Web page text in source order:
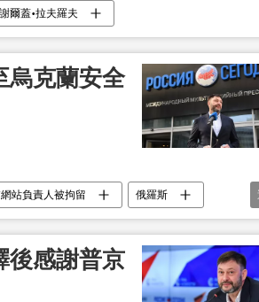
謝爾蓋•拉夫羅夫
烏克蘭安全
站負責人被拘留
俄羅斯
後感謝普京